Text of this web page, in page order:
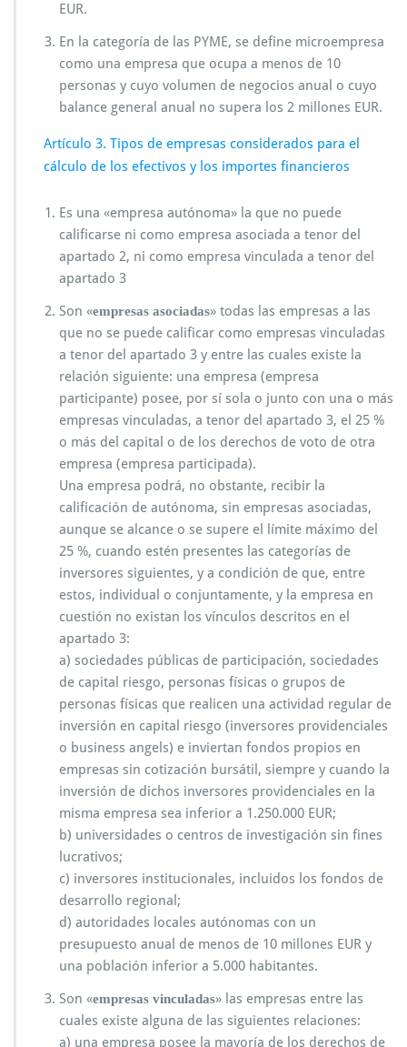
EUR.
En la categoría de las PYME, se define microempresa
como una empresa que ocupa a menos de 10
personas y cuyo volumen de negocios anual o cuyo
balance general anual no supera los 2 millones EUR.
Artículo 3. Tipos de empresas considerados para el
cálculo de los efectivos y los importes financieros
Es una «empresa autónoma» la que no puede
calificarse ni como empresa asociada a tenor del
apartado 2, ni como empresa vinculada a tenor del
apartado 3
Son «empresas asociadas» todas las empresas a las
que no se puede calificar como empresas vinculadas
a tenor del apartado 3 y entre las cuales existe la
relación siguiente: una empresa (empresa
participante) posee, por sí sola o junto con una o más
empresas vinculadas, a tenor del apartado 3, el 25 %
o más del capital o de los derechos de voto de otra
empresa (empresa participada).
Una empresa podrá, no obstante, recibir la
calificación de autónoma, sin empresas asociadas,
aunque se alcance o se supere el límite máximo del
25 %, cuando estén presentes las categorías de
inversores siguientes, y a condición de que, entre
estos, individual o conjuntamente, y la empresa en
cuestión no existan los vínculos descritos en el
apartado 3:
a) sociedades públicas de participación, sociedades
de capital riesgo, personas físicas o grupos de
personas físicas que realicen una actividad regular de
inversión en capital riesgo (inversores providenciales
o business angels) e inviertan fondos propios en
empresas sin cotización bursátil, siempre y cuando la
inversión de dichos inversores providenciales en la
misma empresa sea inferior a 1.250.000 EUR;
b) universidades o centros de investigación sin fines
lucrativos;
c) inversores institucionales, incluidos los fondos de
desarrollo regional;
d) autoridades locales autónomas con un
presupuesto anual de menos de 10 millones EUR y
una población inferior a 5.000 habitantes.
Son «empresas vinculadas» las empresas entre las
cuales existe alguna de las siguientes relaciones:
a) una empresa posee la mayoría de los derechos de